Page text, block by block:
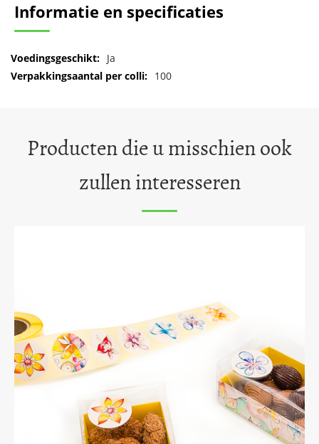
Informatie en specificaties
Meer
informatie
Ja
100
Producten die u misschien ook
zullen interesseren